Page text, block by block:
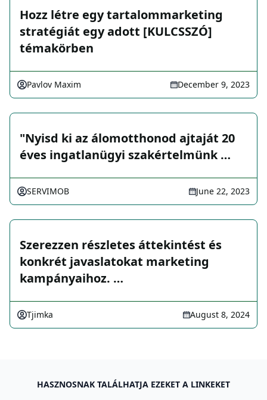
Hozz létre egy tartalommarketing
stratégiát egy adott [KULCSSZÓ]
témakörben
Pavlov Maxim December 9, 2023
"Nyisd ki az álomotthonod ajtaját 20
éves ingatlanügyi szakértelmünk …
SERVIMOB June 22, 2023
Szerezzen részletes áttekintést és
konkrét javaslatokat marketing
kampányaihoz. …
Tjimka August 8, 2024
HASZNOSNAK TALÁLHATJA EZEKET A LINKEKET